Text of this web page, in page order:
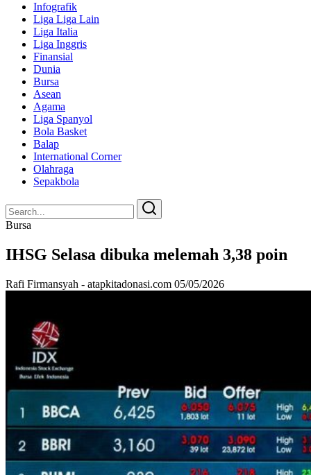
Infografik
Liga Liga Lain
Liga Italia
Liga Inggris
Finansial
Dunia
Bursa
Asean
Agama
Liga Spanyol
Bola Basket
Balap
International Corner
Olahraga
Sepakbola
Search
for:
Search
Bursa
IHSG Selasa dibuka melemah 3,38 poin
Rafi Firmansyah - atapkitadonasi.com 05/05/2026